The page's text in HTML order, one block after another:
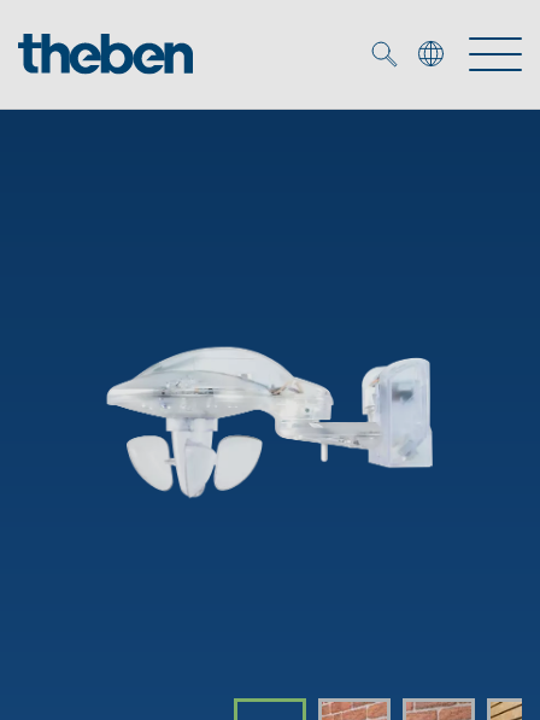
Smart Home
DALI
Läsnäolo- ja liiketunnistimet
OEM ratkaisuja
KNX-järjestelmät
Liike- ja läsnäolotunnistimet